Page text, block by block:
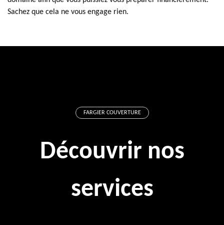
Sachez que cela ne vous engage rien.
FARGIER COUVERTURE
Découvrir nos
services